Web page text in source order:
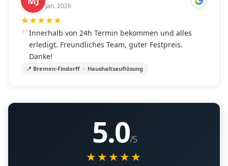
Jan. 2026
★★★★★
Innerhalb von 24h Termin bekommen und alles
erledigt. Freundliches Team, guter Festpreis.
Danke!
📍 Bremen-Findorff · Haushaltsauflösung
5.0/5
★★★★★